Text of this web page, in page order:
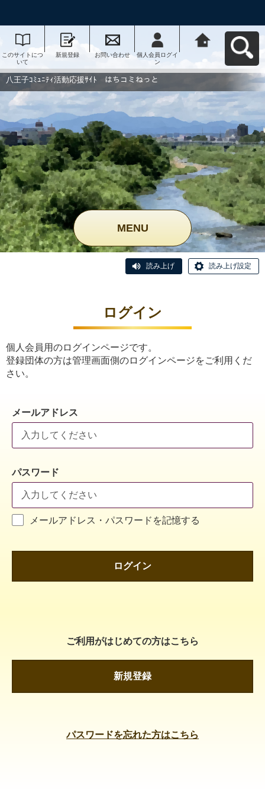
このサイトにつ
いて
新規登録 お問い合わせ
個人会員ログイ
ン
動応援ｻｲﾄ はち
コミねっとへ戻
八王子ｺﾐｭﾆﾃｨ活動応援ｻｲﾄ はちコミねっと
MENU
読み上げ 読み上げ設定
ログイン
個人会員用のログインページです。
登録団体の方は管理画面側のログインページをご利用くだ
さい。
メールアドレス
パスワード
メールアドレス・パスワードを記憶する
ログイン
ご利用がはじめての方はこちら
新規登録
パスワードを忘れた方はこちら